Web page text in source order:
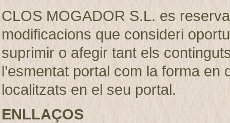
CLOS MOGADOR S.L. es
modificacions que consideri
suprimir o afegir tant els
l’esmentat portal com la forma
localitzats en el seu portal.
ENLLAÇOS